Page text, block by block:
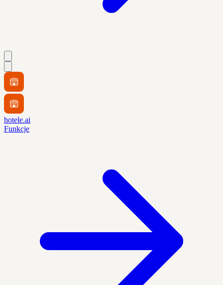
hotele.ai
Funkcje